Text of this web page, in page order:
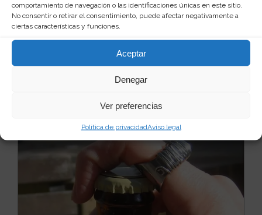
comportamiento de navegación o las identificaciones únicas en este sitio.
No consentir o retirar el consentimiento, puede afectar negativamente a
ciertas características y funciones.
Aceptar
Denegar
Ver preferencias
Política de privacidadAviso legal
Quizás te puede interesar...